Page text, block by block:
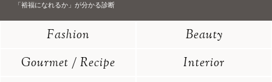
「裕福になれるか」が分かる診断
Fashion
Beauty
Gourmet / Recipe
Interior